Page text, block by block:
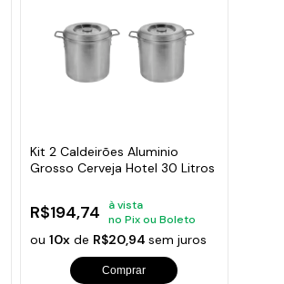
Kit 2 Caldeirões Aluminio
Grosso Cerveja Hotel 30 Litros
R$194,74
à vista
no Pix ou Boleto
ou10x de R$20,94sem juros
Comprar